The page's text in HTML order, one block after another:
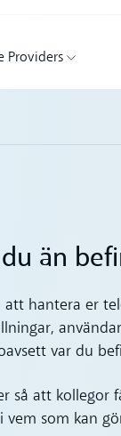
Providers
än
att hantera er
var du
så att kollegor
som kan